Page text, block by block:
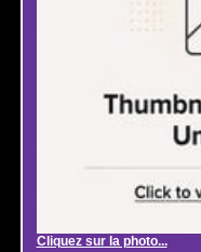
Cliquez sur la photo...